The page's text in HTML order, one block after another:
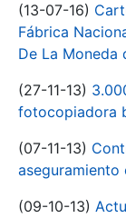
(13-07-16)
Fábrica
De La Moneda
(27-11-13)
fotocopiadora
(07-11-13)
aseguramiento
(09-10-13)